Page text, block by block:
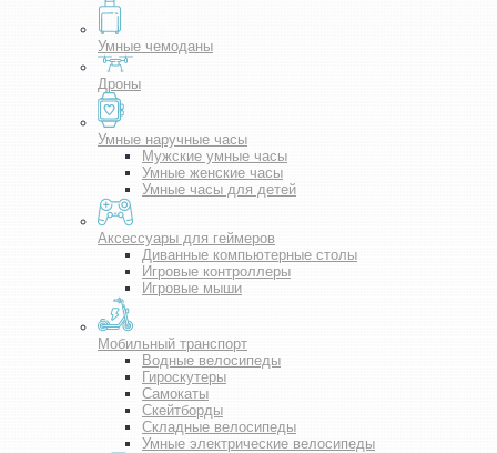
Умные чемоданы
Дроны
Умные наручные часы
Мужские умные часы
Умные женские часы
Умные часы для детей
Аксессуары для геймеров
Диванные компьютерные столы
Игровые контроллеры
Игровые мыши
Мобильный транспорт
Водные велосипеды
Гироскутеры
Самокаты
Скейтборды
Складные велосипеды
Умные электрические велосипеды